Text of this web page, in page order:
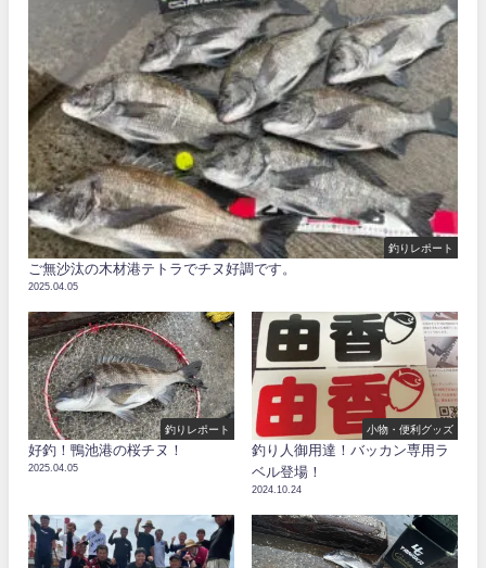
釣りレポート
ご無沙汰の木材港テトラでチヌ好調です。
2025.04.05
釣りレポート
好釣！鴨池港の桜チヌ！
2025.04.05
小物・便利グッズ
釣り人御用達！バッカン専用ラ
ベル登場！
2024.10.24